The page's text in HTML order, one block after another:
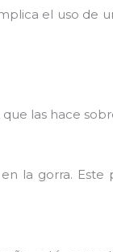
el uso de
que las hace
la gorra.